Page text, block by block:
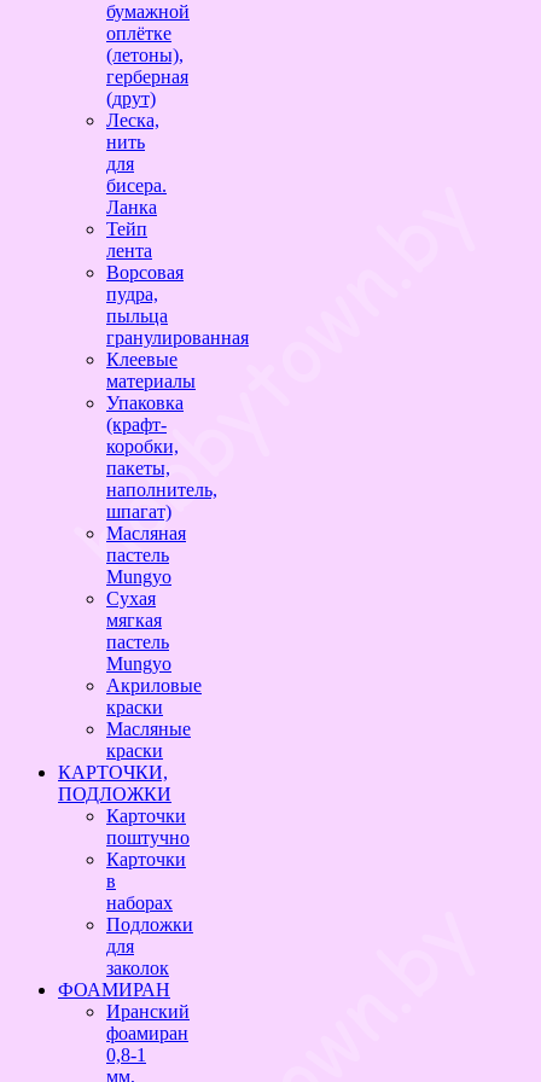
бумажной
оплётке
(летоны),
герберная
(друт)
Леска,
нить
для
бисера.
Ланка
Тейп
лента
Ворсовая
пудра,
пыльца
гранулированная
Клеевые
материалы
Упаковка
(крафт-
коробки,
пакеты,
наполнитель,
шпагат)
Масляная
пастель
Mungyo
Сухая
мягкая
пастель
Mungyo
Акриловые
краски
Масляные
краски
КАРТОЧКИ,
ПОДЛОЖКИ
Карточки
поштучно
Карточки
в
наборах
Подложки
для
заколок
ФОАМИРАН
Иранский
фоамиран
0,8-1
мм,